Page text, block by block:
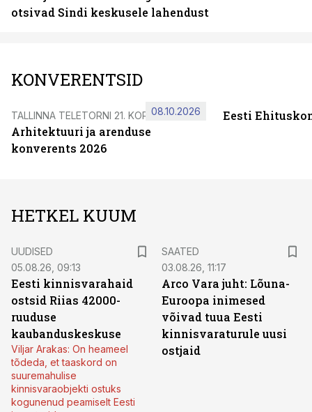
otsivad Sindi keskusele lahendust
KONVERENTSID
TALLINNA TELETORNI 21. KORRUSEL
Arhitektuuri ja arenduse
konverents 2026
08.10.2026 Eesti
HETKEL KUUM
UUDISED
05.08.26, 09:13
Eesti kinnisvarahaid
ostsid Riias 42000-
ruuduse
kaubanduskeskuse
Viljar Arakas: On heameel
tõdeda, et taaskord on
suuremahulise
kinnisvaraobjekti ostuks
kogunenud peamiselt Eesti
SAATED
03.08.26, 11:17
Arco Vara juht: Lõuna-
Euroopa inimesed
võivad tuua Eesti
kinnisvaraturule uusi
ostjaid